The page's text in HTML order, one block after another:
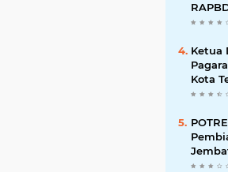
Peran
Ketua
Kota
‘Milik
Pagar